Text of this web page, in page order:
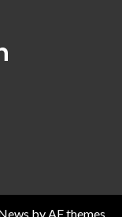
by AF themes.